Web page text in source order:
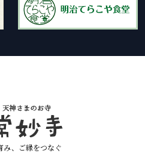
み、ご縁をつなぐ